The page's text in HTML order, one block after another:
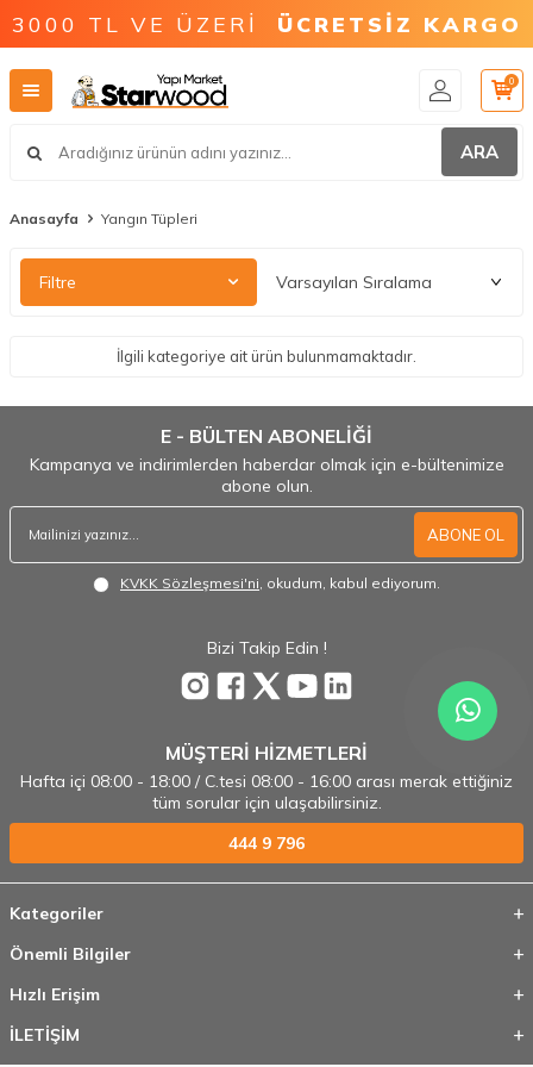
3000 TL VE ÜZERİ ÜCRETSİZ KARGO
ARA
0
Anasayfa Yangın Tüpleri
Filtre
İlgili kategoriye ait ürün bulunmamaktadır.
E - BÜLTEN ABONELİĞİ
Kampanya ve indirimlerden haberdar olmak için e-bültenimize
abone olun.
ABONE OL
KVKK Sözleşmesi'ni, okudum, kabul ediyorum.
Bizi Takip Edin !
MÜŞTERİ HİZMETLERİ
Hafta içi 08:00 - 18:00 / C.tesi 08:00 - 16:00 arası merak ettiğiniz
tüm sorular için ulaşabilirsiniz.
444 9 796
Kategoriler
Önemli Bilgiler
Hızlı Erişim
İLETİŞİM